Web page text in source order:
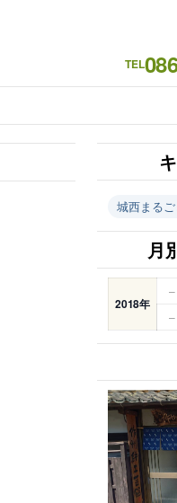
TEL
城西まる
月
2018年
–
–